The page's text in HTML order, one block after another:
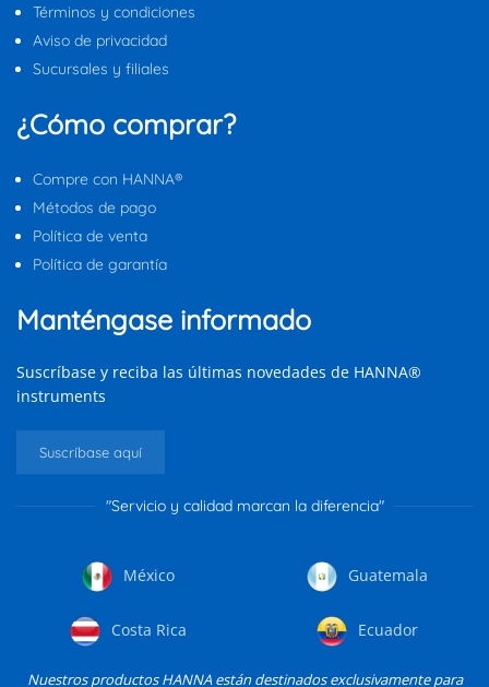
Términos y condiciones
Aviso de privacidad
Sucursales y filiales
¿Cómo comprar?
Compre con HANNA®
Métodos de pago
Política de venta
Política de garantía
Manténgase informado
Suscríbase y reciba las últimas novedades de HANNA®
instruments
Suscríbase aquí
"Servicio y calidad marcan la diferencia"
México Guatemala
Costa Rica Ecuador
Nuestros productos HANNA están destinados exclusivamente para